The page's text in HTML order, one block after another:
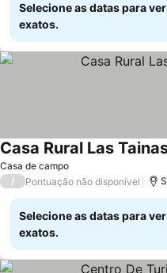
Selecione as datas para
exatos.
Casa de campo
Casa Rural Las
/ Pontuação não disponível
Selecione as datas para
exatos.